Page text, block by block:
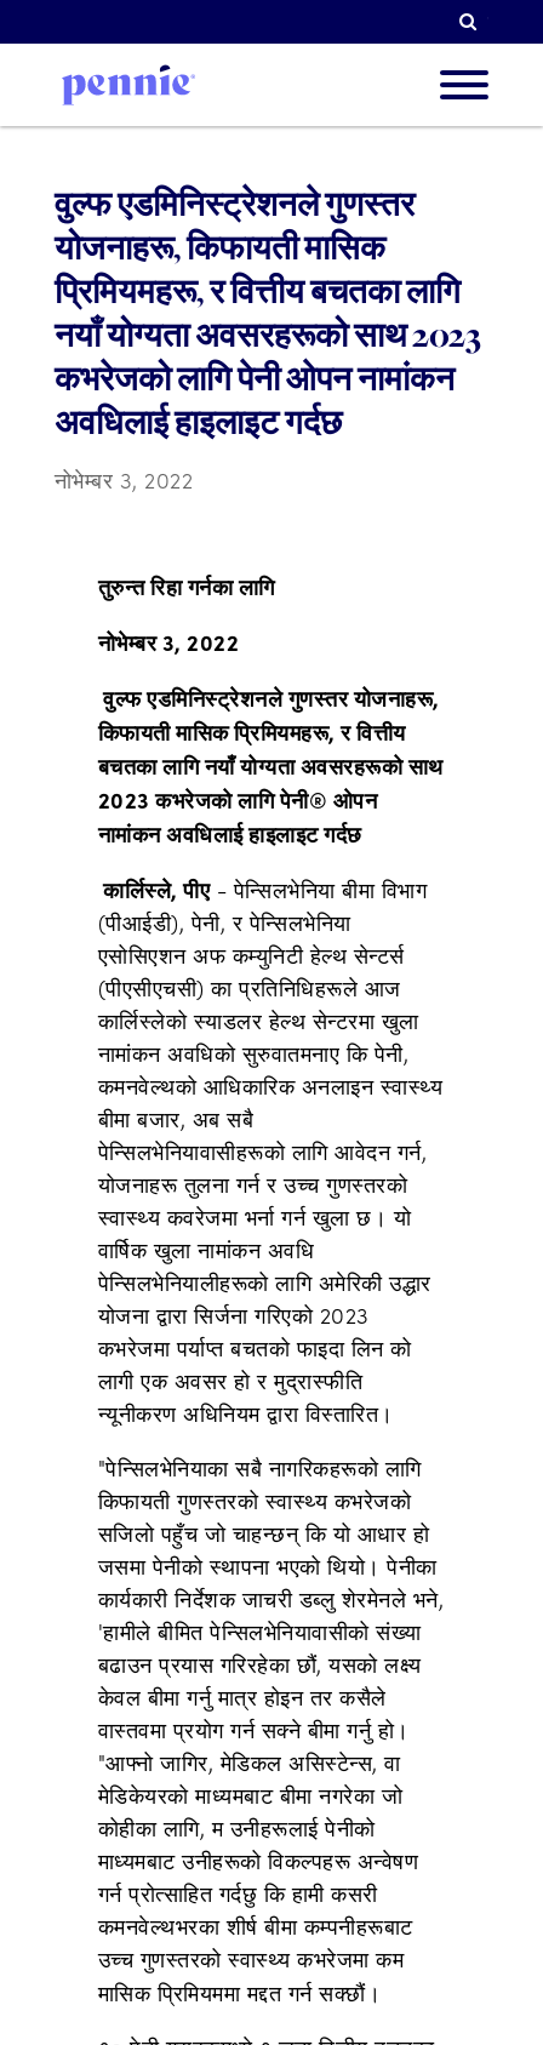
हाम्रा
साझेदार
वुल्फ एडमिनिस्ट्रेशनले गुणस्तर
योजनाहरू, किफायती मासिक
प्रिमियमहरू, र वित्तीय बचतका लागि
नयाँ योग्यता अवसरहरूको साथ 2023
कभरेजको लागि पेनी ओपन नामांकन
अवधिलाई हाइलाइट गर्दछ
नोभेम्बर 3, 2022
तुरुन्त रिहा गर्नका लागि
नोभेम्बर 3, 2022
वुल्फ एडमिनिस्ट्रेशनले गुणस्तर योजनाहरू,
किफायती मासिक प्रिमियमहरू, र वित्तीय
बचतका लागि नयाँ योग्यता अवसरहरूको साथ
2023 कभरेजको लागि पेनी® ओपन
नामांकन अवधिलाई हाइलाइट गर्दछ
कार्लिस्ले, पीए- पेन्सिलभेनिया बीमा विभाग
(पीआईडी), पेनी, र पेन्सिलभेनिया
एसोसिएशन अफ कम्युनिटी हेल्थ सेन्टर्स
(पीएसीएचसी) का प्रतिनिधिहरूले आज
कार्लिस्लेको स्याडलर हेल्थ सेन्टरमा खुला
नामांकन अवधिको सुरुवातमनाए कि पेनी,
कमनवेल्थको आधिकारिक अनलाइन स्वास्थ्य
बीमा बजार, अब सबै
पेन्सिलभेनियावासीहरूको लागि आवेदन गर्न,
योजनाहरू तुलना गर्न र उच्च गुणस्तरको
स्वास्थ्य कवरेजमा भर्ना गर्न खुला छ। यो
वार्षिक खुला नामांकन अवधि
पेन्सिलभेनियालीहरूको लागि अमेरिकी उद्धार
योजना द्वारा सिर्जना गरिएको 2023
कभरेजमा पर्याप्त बचतको फाइदा लिन को
लागी एक अवसर हो र मुद्रास्फीति
न्यूनीकरण अधिनियम द्वारा विस्तारित।
"पेन्सिलभेनियाका सबै नागरिकहरूको लागि
किफायती गुणस्तरको स्वास्थ्य कभरेजको
सजिलो पहुँच जो चाहन्छन् कि यो आधार हो
जसमा पेनीको स्थापना भएको थियो। पेनीका
कार्यकारी निर्देशक जाचरी डब्लु शेरमेनले भने,
'हामीले बीमित पेन्सिलभेनियावासीको संख्या
बढाउन प्रयास गरिरहेका छौं, यसको लक्ष्य
केवल बीमा गर्नु मात्र होइन तर कसैले
वास्तवमा प्रयोग गर्न सक्ने बीमा गर्नु हो।
"आफ्नो जागिर, मेडिकल असिस्टेन्स, वा
मेडिकेयरको माध्यमबाट बीमा नगरेका जो
कोहीका लागि, म उनीहरूलाई पेनीको
माध्यमबाट उनीहरूको विकल्पहरू अन्वेषण
गर्न प्रोत्साहित गर्दछु कि हामी कसरी
कमनवेल्थभरका शीर्ष बीमा कम्पनीहरूबाट
उच्च गुणस्तरको स्वास्थ्य कभरेजमा कम
मासिक प्रिमियममा मद्दत गर्न सक्छौं।